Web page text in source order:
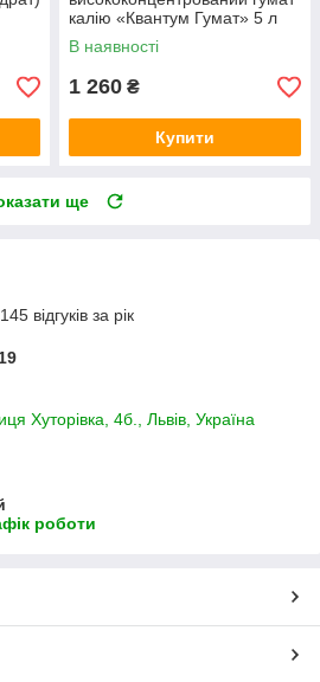
калію «Квантум Гумат» 5 л
(Квадрат) — з кремнієм і
фульвокислотами
В наявності
1 260 ₴
Купити
ще
відгуків за рік
Хуторівка, 4б., Львів, Україна
роботи